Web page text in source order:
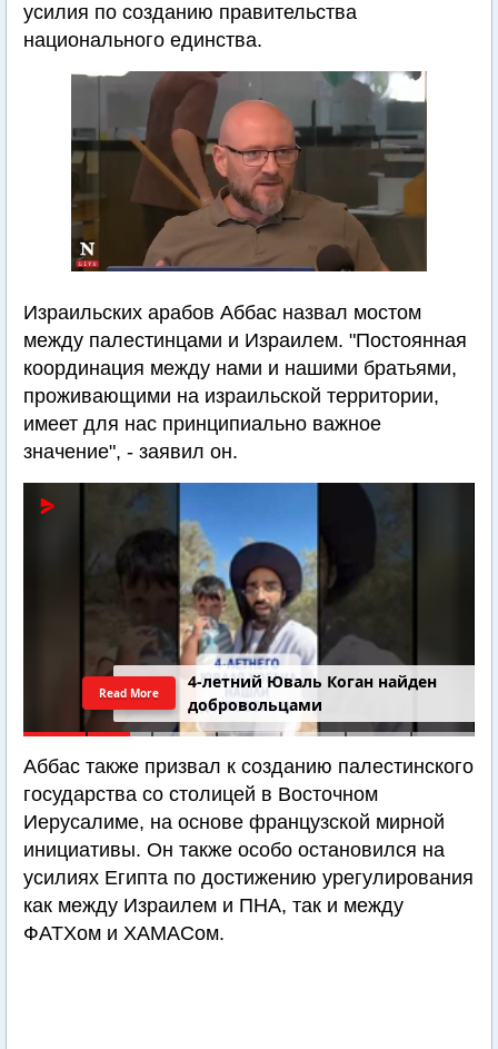
усилия по созданию правительства
национального единства.
Израильских арабов Аббас назвал мостом
между палестинцами и Израилем. "Постоянная
координация между нами и нашими братьями,
проживающими на израильской территории,
имеет для нас принципиально важное
значение", - заявил он.
4-летний Юваль Коган найден
добровольцами
Read More
Аббас также призвал к созданию палестинского
государства со столицей в Восточном
Иерусалиме, на основе французской мирной
инициативы. Он также особо остановился на
усилиях Египта по достижению урегулирования
как между Израилем и ПНА, так и между
ФАТХом и ХАМАСом.